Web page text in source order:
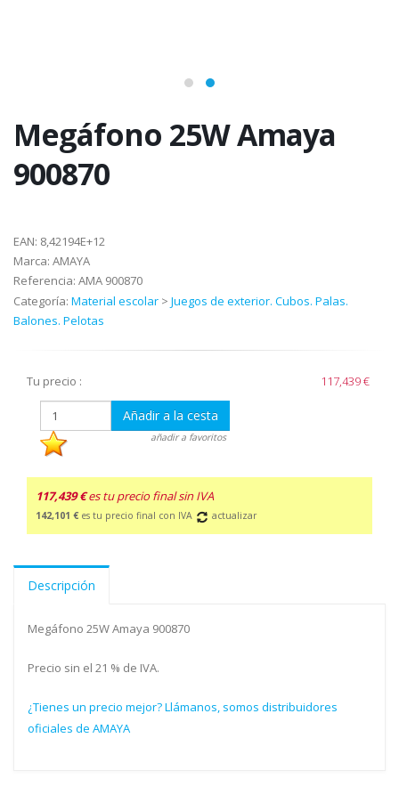
Megáfono 25W Amaya
900870
EAN: 8,42194E+12
Marca: AMAYA
Referencia: AMA 900870
Categoría: Material escolar > Juegos de exterior. Cubos. Palas.
Balones. Pelotas
Tu precio : 117,439 €
Añadir a la cesta
añadir a favoritos
117,439 € es tu precio final sin IVA
142,101 € es tu precio final con IVA actualizar
Descripción
Megáfono 25W Amaya 900870
Precio sin el 21 % de IVA.
¿Tienes un precio mejor? Llámanos, somos distribuidores
oficiales de AMAYA